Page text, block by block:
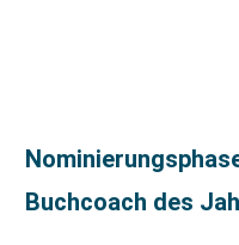
Buchcoach des